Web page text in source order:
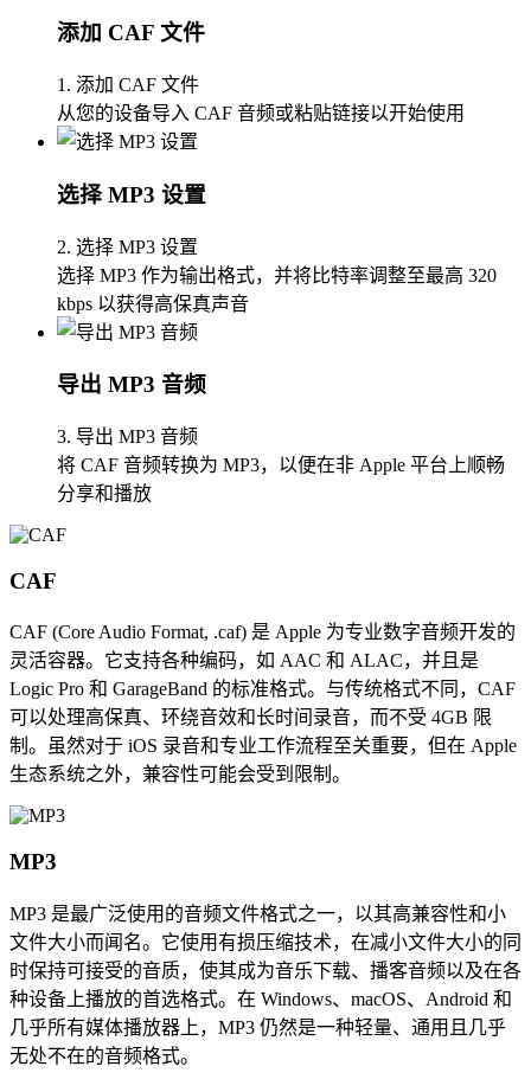
添加 CAF 文件
1. 添加 CAF 文件
从您的设备导入 CAF 音频或粘贴链接以开始使用
选择 MP3 设置
2. 选择 MP3 设置
选择 MP3 作为输出格式，并将比特率调整至最高 320
kbps 以获得高保真声音
导出 MP3 音频
3. 导出 MP3 音频
将 CAF 音频转换为 MP3，以便在非 Apple 平台上顺畅
分享和播放
CAF
CAF (Core Audio Format, .caf) 是 Apple 为专业数字音频开发的
灵活容器。它支持各种编码，如 AAC 和 ALAC，并且是
Logic Pro 和 GarageBand 的标准格式。与传统格式不同，CAF
可以处理高保真、环绕音效和长时间录音，而不受 4GB 限
制。虽然对于 iOS 录音和专业工作流程至关重要，但在 Apple
生态系统之外，兼容性可能会受到限制。
MP3
MP3 是最广泛使用的音频文件格式之一，以其高兼容性和小
文件大小而闻名。它使用有损压缩技术，在减小文件大小的同
时保持可接受的音质，使其成为音乐下载、播客音频以及在各
种设备上播放的首选格式。在 Windows、macOS、Android 和
几乎所有媒体播放器上，MP3 仍然是一种轻量、通用且几乎
无处不在的音频格式。